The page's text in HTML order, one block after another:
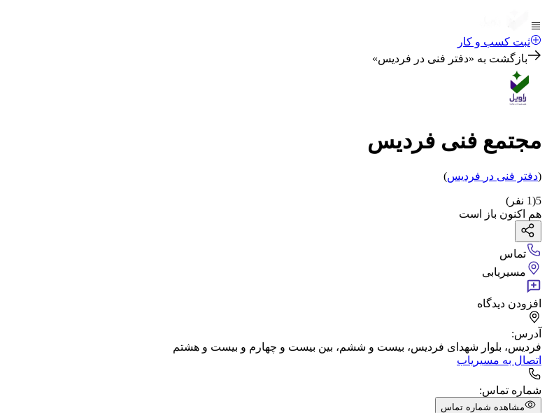
ثبت کسب و کار
بازگشت به «دفتر فنی در فردیس»
مجتمع فنی فردیس
(دفتر فنی در فردیس)
5
(
1 نفر)
هم اکنون باز است
تماس
مسیریابی
افزودن دیدگاه
آدرس:
فردیس، بلوار شهدای فردیس، بیست و ششم، بین بیست و چهارم و بیست و هشتم
اتصال به مسیریاب
شماره تماس:
مشاهده شماره تماس